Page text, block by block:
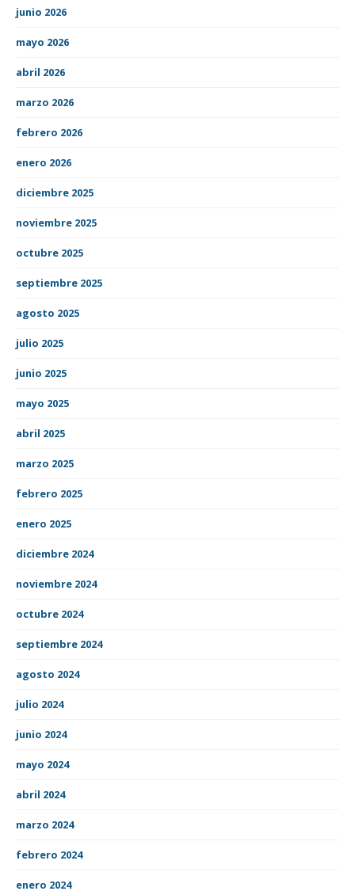
junio 2026
mayo 2026
abril 2026
marzo 2026
febrero 2026
enero 2026
diciembre 2025
noviembre 2025
octubre 2025
septiembre 2025
agosto 2025
julio 2025
junio 2025
mayo 2025
abril 2025
marzo 2025
febrero 2025
enero 2025
diciembre 2024
noviembre 2024
octubre 2024
septiembre 2024
agosto 2024
julio 2024
junio 2024
mayo 2024
abril 2024
marzo 2024
febrero 2024
enero 2024